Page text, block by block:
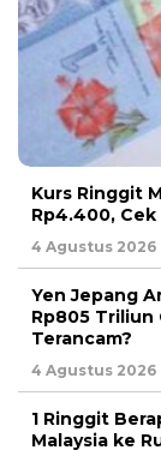
Kurs Ringgit
Rp4.400, Cek
4 Agustus 2026
Yen Jepang
Rp805 Triliun
Terancam?
4 Agustus 2026
1 Ringgit
Malaysia ke